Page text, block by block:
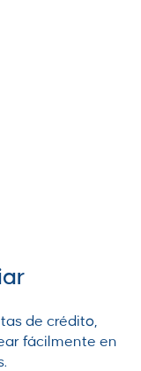
de crédito,
fácilmente en